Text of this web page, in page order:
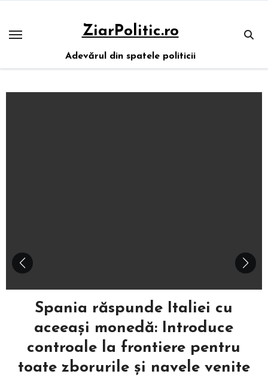
conținut
ZiarPolitic.ro
Adevărul din spatele politicii
Spania răspunde Italiei cu
aceeași monedă: Introduce
controale la frontiere pentru
toate zborurile și navele venite